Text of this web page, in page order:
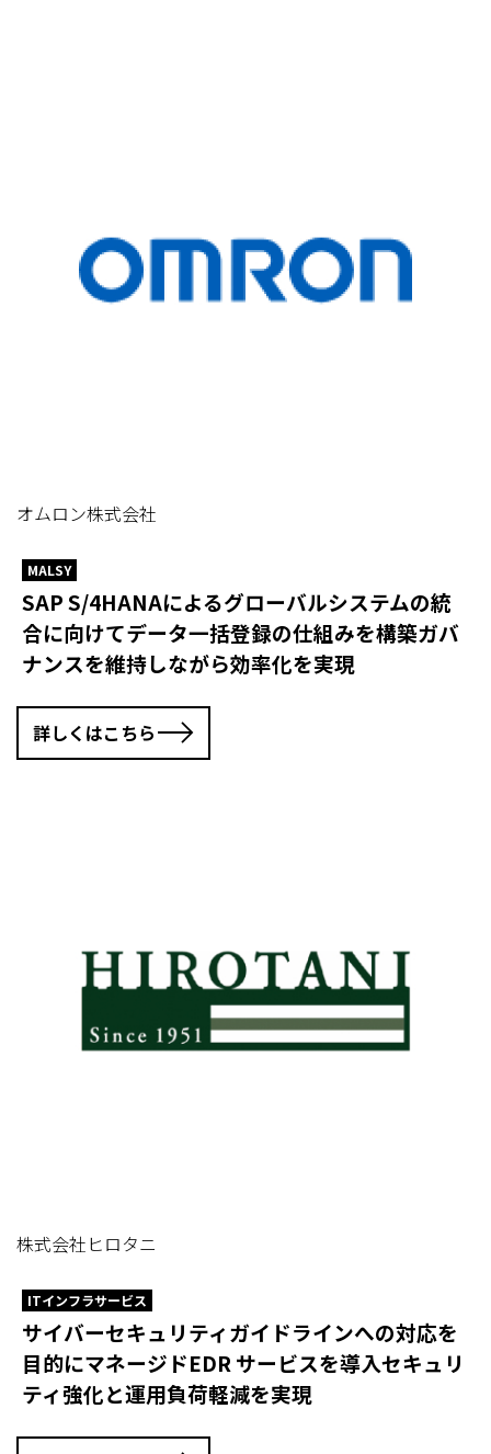
オムロン株式会社
MALSY
SAP S/4HANAによるグローバルシステムの統
合に向けてデータ一括登録の仕組みを構築ガバ
ナンスを維持しながら効率化を実現
詳しくはこちら
株式会社ヒロタニ
ITインフラサービス
サイバーセキュリティガイドラインへの対応を
目的にマネージドEDR サービスを導入セキュリ
ティ強化と運用負荷軽減を実現